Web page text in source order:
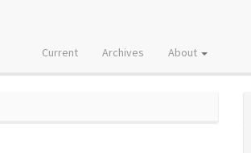
Current Archives About